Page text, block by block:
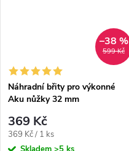
599 Kč
–38 %
Náhradní břity pro výkonné
Aku nůžky 32 mm
369 Kč
Měrná
cena:
369 Kč / 1 ks